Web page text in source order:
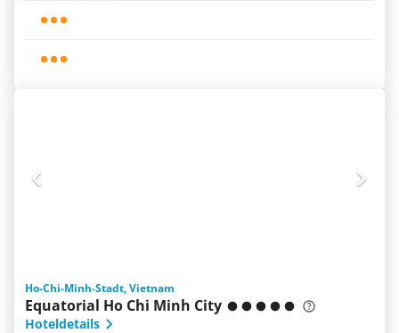
Ho-Chi-Minh-Stadt, Vietnam
Equatorial Ho Chi Minh City
Hoteldetails